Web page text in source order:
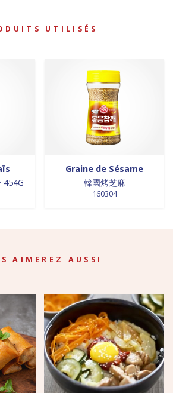
UTILISÉS
454G
Graine de Sésame
韓國烤芝麻
160304
AIMEREZ AUSSI